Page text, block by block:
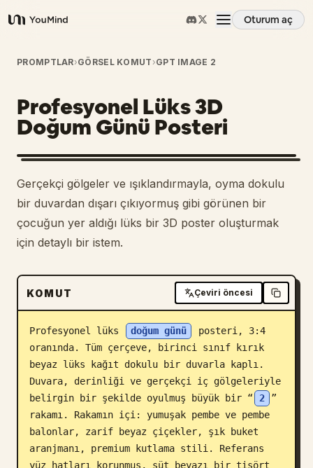
YouMind
Oturum aç
Genel Bakış
Kullanım Senaryoları
Beceriler
İstemler
Fiyatlandırma
İndir
Blog
Güncellemeler
PROMPTLAR›GÖRSEL KOMUT ›GPT IMAGE 2
Profesyonel Lüks 3D
Doğum Günü Posteri
Gerçekçi gölgeler ve ışıklandırmayla, oyma dokulu
bir duvardan dışarı çıkıyormuş gibi görünen bir
çocuğun yer aldığı lüks bir 3D poster oluşturmak
için detaylı bir istem.
KOMUT Çeviri öncesi
Profesyonel lüks doğum günü
posteri, 3:4
oranında. Tüm çerçeve, birinci sınıf kırık
beyaz lüks kağıt dokulu bir duvarla kaplı.
Duvara, derinliği ve gerçekçi iç gölgeleriyle
belirgin bir şekilde oyulmuş büyük bir “
2
”
rakamı. Rakamın içi: yumuşak pembe ve pembe
balonlar, zarif beyaz çiçekler, şık buket
aranjmanı, premium kutlama stili. Referans
yüz hatları korunmuş, süt beyazı bir tişört